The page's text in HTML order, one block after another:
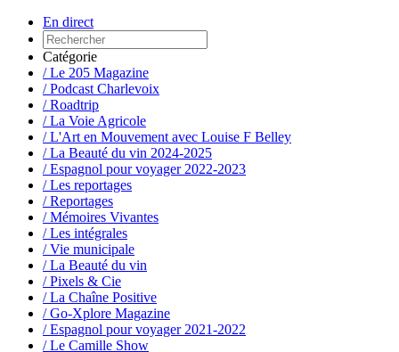
En direct
Catégorie
/ Le 205 Magazine
/ Podcast Charlevoix
/ Roadtrip
/ La Voie Agricole
/ L'Art en Mouvement avec Louise F Belley
/ La Beauté du vin 2024-2025
/ Espagnol pour voyager 2022-2023
/ Les reportages
/ Reportages
/ Mémoires Vivantes
/ Les intégrales
/ Vie municipale
/ La Beauté du vin
/ Pixels & Cie
/ La Chaîne Positive
/ Go-Xplore Magazine
/ Espagnol pour voyager 2021-2022
/ Le Camille Show